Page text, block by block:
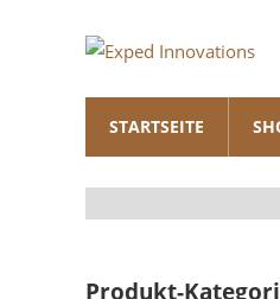
Exped
Innovations
Solutions
for
your
Overland
STARTSEITE
Produkt-